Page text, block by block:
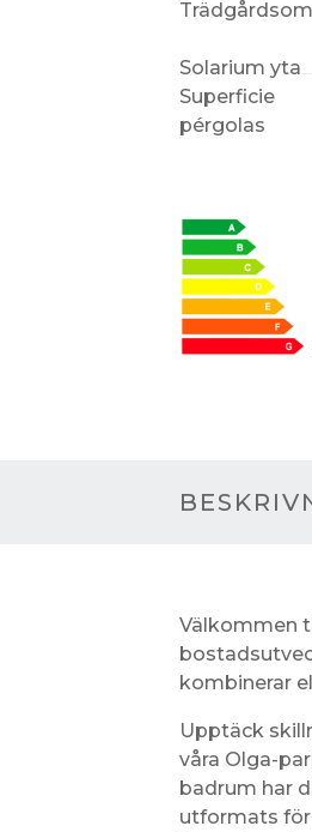
Solarium yta
Superficie
pérgolas
Välkommen
kombinerar
Upptäck
våra Olga-
badrum har
utformats